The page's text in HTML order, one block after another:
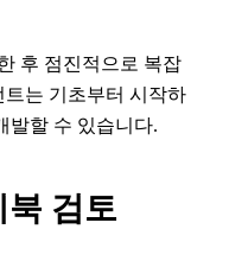
후 점진적으로 복잡
는 기초부터 시작하
발할 수 있습니다.
북 검토